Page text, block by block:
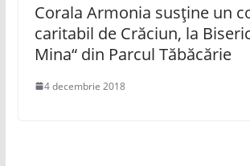
Corala Armonia susține un
caritabil de Crăciun, la
Mina“ din Parcul Tăbăcărie
4 decembrie 2018